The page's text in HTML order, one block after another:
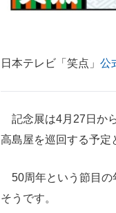
日本テレビ「笑点」 公
記念展は4月27日か
高島屋を巡回する予定
50周年という節目の
そうです。